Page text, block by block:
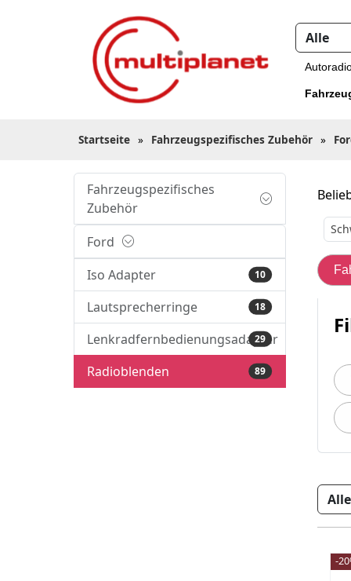
Startseite » Fahrzeugspezifisches Zubehör »
Fahrzeugspezifisches
Zubehör
Ford
Iso Adapter
10
Lautsprecherringe 18
Lenkradfernbedienungsadapter
29
Radioblenden 89
-